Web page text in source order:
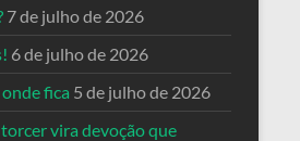
7 de julho de 2026
6 de julho de 2026
fica 5 de julho de 2026
vira devoção que